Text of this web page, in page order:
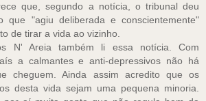
que, segundo a notícia, o tribunal deu
que "agiu deliberada e conscientemente"
de tirar a vida ao vizinho.
N' Areia também li essa notícia. Com
a calmantes e anti-depressivos não há
cheguem. Ainda assim acredito que os
desta vida sejam uma pequena minoria.